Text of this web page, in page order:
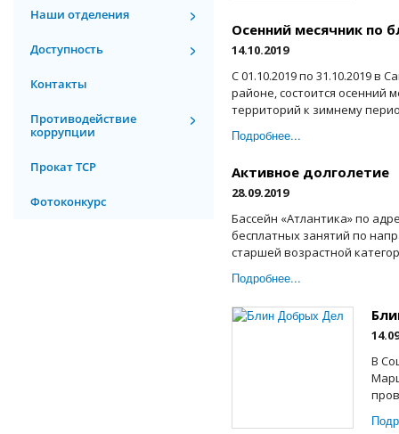
Наши отделения
Доступность
Контакты
Противодействие
коррупции
Прокат ТСР
Фотоконкурс
Осенний месячник по
14.10.2019
С 01.10.2019 по 31.10.2019 в
районе, состоится осенний
территорий к зимнему
Подробнее...
Активное долголетие
28.09.2019
Бассейн «Атлантика» по
бесплатных занятий по
старшей возрастной
Подробнее...
В